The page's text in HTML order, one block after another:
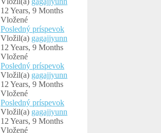
12 Years, 9 Months
Vložené
Posledný príspevok
Vložil(a) gagajjyunn
12 Years, 9 Months
Vložené
Posledný príspevok
Vložil(a) gagajjyunn
12 Years, 9 Months
Vložené
Posledný príspevok
Vložil(a) gagajjyunn
12 Years, 9 Months
Vložené